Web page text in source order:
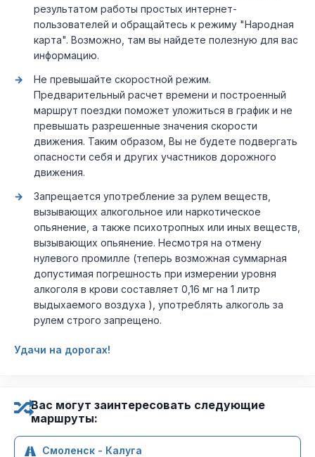
результатом работы простых интернет-
пользователей и обращайтесь к режиму "Народная
карта". Возможно, там вы найдете полезную для вас
информацию.
Не превышайте скоростной режим.
Предварительный расчет времени и построенный
маршрут поездки поможет уложиться в график и не
превышать разрешенные значения скорости
движения. Таким образом, Вы не будете подвергать
опасности себя и других участников дорожного
движения.
Запрещается употребление за рулем веществ,
вызывающих алкогольное или наркотическое
опьянение, а также психотропных или иных веществ,
вызывающих опьянение. Несмотря на отмену
нулевого промилле (теперь возможная суммарная
допустимая погрешность при измерении уровня
алкоголя в крови составляет 0,16 мг на 1 литр
выдыхаемого воздуха ), употреблять алкоголь за
рулем строго запрещено.
Удачи на дорогах!
Вас могут заинтересовать следующие
маршруты:
Смоленск - Калуга